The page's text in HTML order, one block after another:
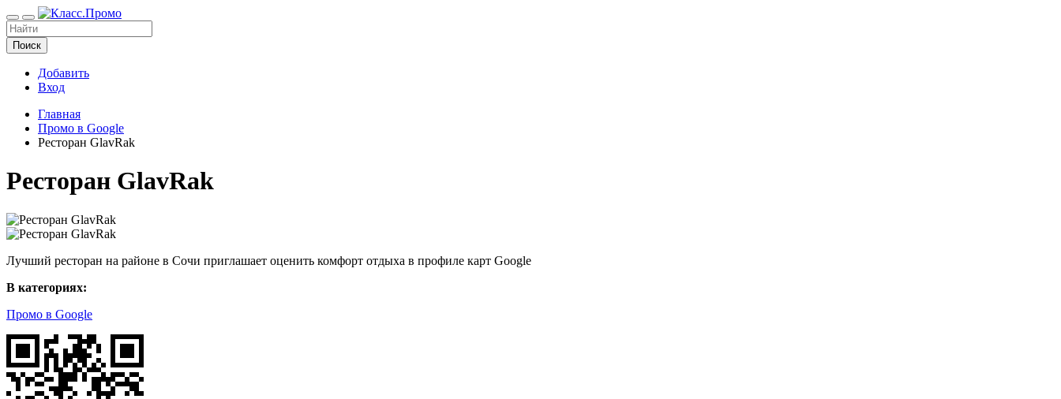
Поиск
Добавить
Вход
Главная
Промо в Google
Ресторан GlavRak
Ресторан GlavRak
Лучший ресторан на районе в Сочи приглашает оценить комфорт отдыха в профиле карт Google
В категориях:
Промо в Google